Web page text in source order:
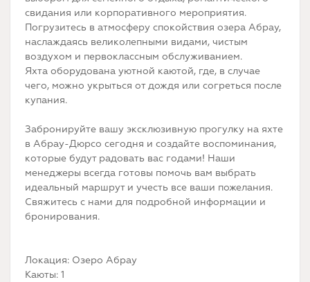
свидания или корпоративного мероприятия.
Погрузитесь в атмосферу спокойствия озера Абрау,
наслаждаясь великолепными видами, чистым
воздухом и первоклассным обслуживанием.
Яхта оборудована уютной каютой, где, в случае
чего, можно укрыться от дождя или согреться после
купания.
Забронируйте вашу эксклюзивную прогулку на яхте
в Абрау-Дюрсо сегодня и создайте воспоминания,
которые будут радовать вас годами! Наши
менеджеры всегда готовы помочь вам выбрать
идеальный маршрут и учесть все ваши пожелания.
Свяжитесь с нами для подробной информации и
бронирования.
Локация: Озеро Абрау
Каюты: 1